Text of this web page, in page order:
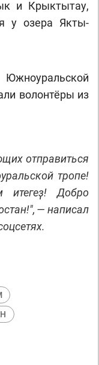
и Крыктытау,
у озера Якты-
волонтёры из
отправиться
тропе!
итегеҙ! Добро
— написал